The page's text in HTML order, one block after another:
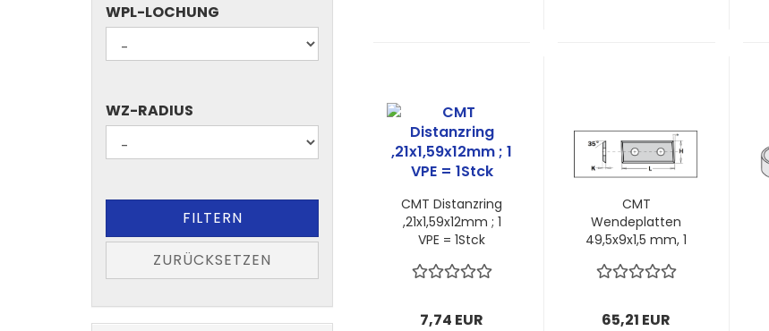
CMT Distanzring
,21x1,59x12mm ; 1
VPE = 1Stck
7,74 EUR
CMT
Wendeplatten
49,5x9x1,5 mm, 1
65,21 EUR
WPL-
LOCHUNG
WPL-LOCHUNG
WZ-
RADIUS
WZ-RADIUS
FILTERN
ZURÜCKSETZEN